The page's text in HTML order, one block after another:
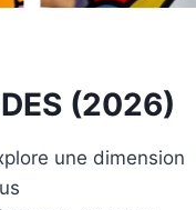
(2026)
une dimension